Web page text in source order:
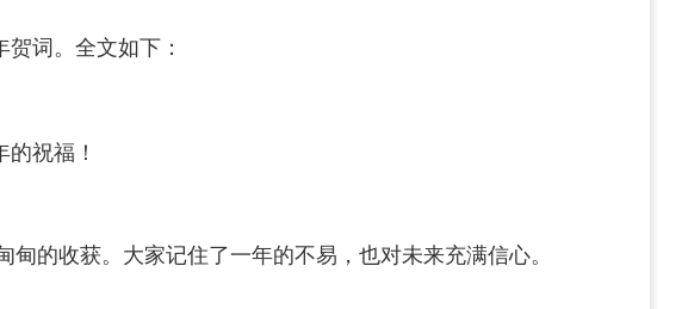
词。全文如下：
祝福！
的收获。大家记住了一年的不易，也对未来充满信心。